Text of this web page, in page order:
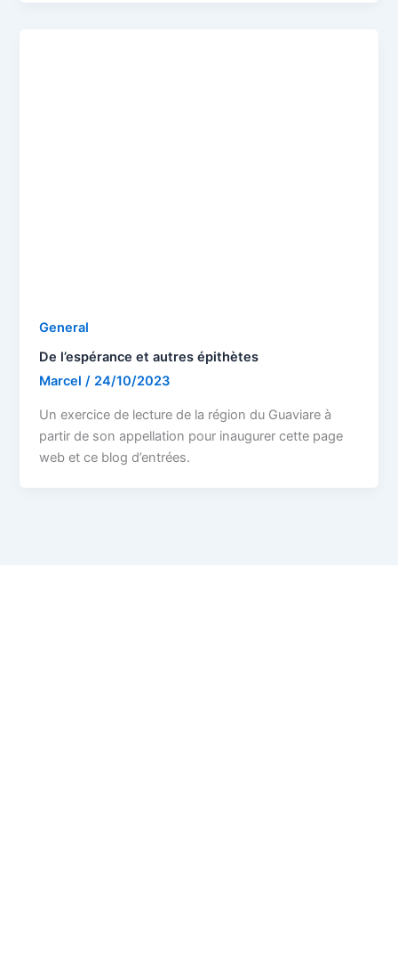
General
De l’espérance et autres épithètes
Marcel/ 24/10/2023
Un exercice de lecture de la région du Guaviare à
partir de son appellation pour inaugurer cette page
web et ce blog d’entrées.